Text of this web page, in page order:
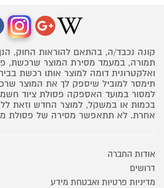
קונה נכבד/ה, בהתאם להוראות החוק,
תמורה, במעמד מסירת המוצר שרכשת,
ואלקטרונית דומה למוצר אותו רכשת
תימסר למוביל שיספק לך את המוצר
למסור במועד האספקה פסולת ציוד
בכמות או במשקל, למוצר החדש וזאת
אחרת. לא תתאפשר מסירה של פסולת
אודות החברה
דרושים
מדיניות פרטיות ואבטחת מידע